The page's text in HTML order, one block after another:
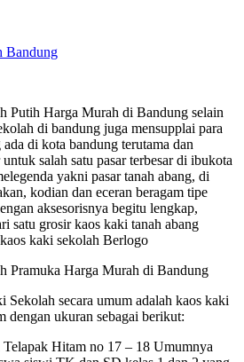
Putih Harga Murah di Bandung selain
di bandung juga mensupplai para
di kota bandung terutama dan
salah satu pasar terbesar di ibukota
yakni pasar tanah abang, di
kodian dan eceran beragam tipe
aksesorisnya begitu lengkap,
satu grosir kaos kaki tanah abang
kaki sekolah Berlogo
Pramuka Harga Murah di Bandung
Sekolah secara umum adalah kaos kaki
dengan ukuran sebagai berikut:
Hitam no 17 – 18 Umumnya